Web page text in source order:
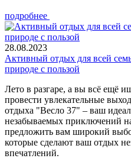
подробнее
28.08.2023
Активный отдых для всей
природе с пользой
Лето в разгаре, а вы всё ещё
провести увлекательные
отдыха "Весло 37" – ваш
незабываемых приключений
предложить вам широкий
которые сделают ваш отдых
впечатлений.